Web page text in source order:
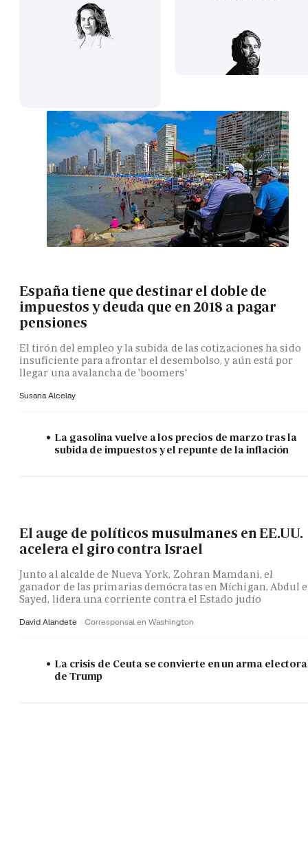
España tiene que destinar el doble de
impuestos y deuda que en 2018 a pagar
pensiones
El tirón del empleo y la subida de las cotizaciones ha sido
insuficiente para afrontar el desembolso, y aún está por
llegar una avalancha de 'boomers'
Susana Alcelay
La gasolina vuelve a los precios de marzo tras la
subida de impuestos y el repunte de la inflación
El auge de políticos musulmanes en EE.UU.
acelera el giro contra Israel
Junto al alcalde de Nueva York, Zohran Mamdani, el
ganador de las primarias demócratas en Míchigan, Abdul
Sayed, lidera una corriente contra el Estado judío
David Alandete Corresponsal en Washington
La crisis de Ceuta se convierte en un arma
de Trump